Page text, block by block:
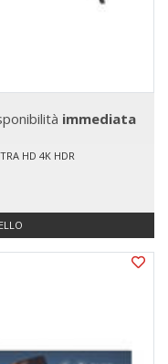
immediata
HD 4K HDR